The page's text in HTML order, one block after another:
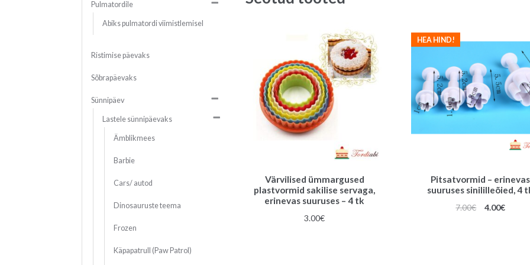
Värvilised ümmargused
plastvormid sakilise servaga,
erinevas suuruses – 4 tk
3.00€
Pitsatvormid – erinevas
suuruses sinililleõied, 4
HEA HIND!
7.00€
Algne
4.00€
Pulmatordile
Abiks pulmatordi viimistlemisel
Ristimise päevaks
Sõbrapäevaks
Sünnipäev
Lastele sünnipäevaks
Ämblikmees
Barbie
Cars/ autod
Dinosauruste teema
Frozen
Käpapatrull (Paw Patrol)